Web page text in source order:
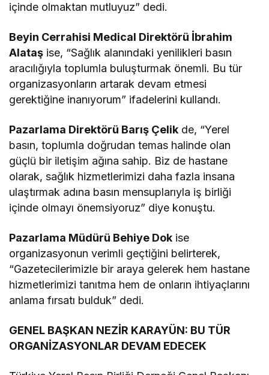
içinde olmaktan mutluyuz” dedi.
Beyin Cerrahisi Medical Direktörü İbrahim
Alataş ise, “Sağlık alanındaki yenilikleri basın
aracılığıyla toplumla buluşturmak önemli. Bu tür
organizasyonların artarak devam etmesi
gerektiğine inanıyorum” ifadelerini kullandı.
Pazarlama Direktörü Barış Çelik de, “Yerel
basın, toplumla doğrudan temas halinde olan
güçlü bir iletişim ağına sahip. Biz de hastane
olarak, sağlık hizmetlerimizi daha fazla insana
ulaştırmak adına basın mensuplarıyla iş birliği
içinde olmayı önemsiyoruz” diye konuştu.
Pazarlama Müdürü Behiye Dok ise
organizasyonun verimli geçtiğini belirterek,
“Gazetecilerimizle bir araya gelerek hem hastane
hizmetlerimizi tanıtma hem de onların ihtiyaçlarını
anlama fırsatı bulduk” dedi.
GENEL BAŞKAN NEZİR KARAYÜN: BU TÜR
ORGANİZASYONLAR DEVAM EDECEK